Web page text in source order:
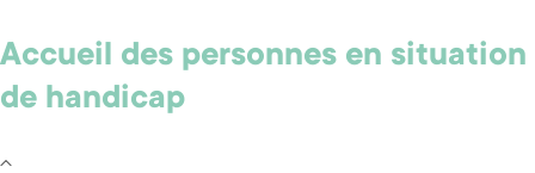
Accueil des personnes en situation
de handicap